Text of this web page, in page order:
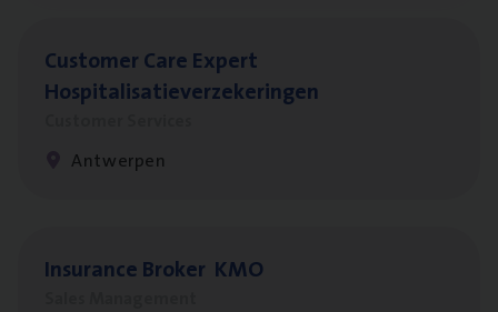
Cus­to­mer Care Expert
Hospitalisatieverzekeringen
Antwerpen
Insu­ran­ce Bro­ker KMO